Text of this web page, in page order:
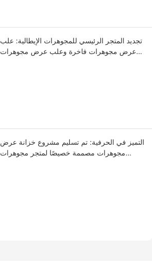
تجديد المتجر الرئيسي للمجوهرات الإيطالية: علب
عرض مجوهرات فاخرة وعلب عرض مجوهرات
التميز في الحرفية: تم تسليم مشروع خزانة عرض
مجوهرات مصممة خصيصًا لمتجر مجوهرات